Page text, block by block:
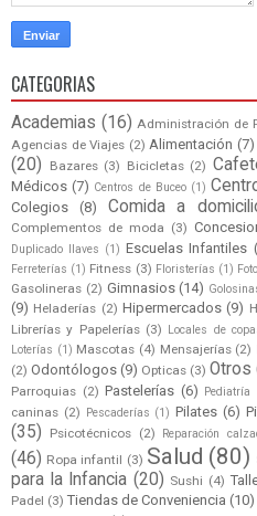
CATEGORIAS
Academias (16) Administración de
Agencias de Viajes (2) Alimentación (7)
(20)
Bazares (3) Bicicletas (2)
Médicos (7) Centros de Buceo (1)
Colegios (8) Comida a
Complementos de moda (3)
Duplicado llaves (1) Escuelas Infantiles
Ferreterías (1) Fitness (3) Floristerías (1)
Gasolineras (2) Gimnasios (14)
(9) Heladerías (2) Hipermercados (9)
Librerías y Papelerías (3) Locales de
Loterías (1) Mascotas (4) Mensajerías (2)
(2) Odontólogos (9) Opticas (3) Otros
Parroquias (2) Pastelerías (6) Pediatría
caninas (2) Pescaderías (1) Pilates (6)
(35)
Psicotécnicos (2) Reparación
(46) Ropa infantil (3) Salud (80)
para la Infancia (20) Sushi (4)
Padel (3) Tiendas de Conveniencia (10)